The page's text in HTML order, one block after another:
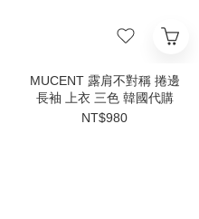
MUCENT 露肩不對稱 捲邊
長袖 上衣 三色 韓國代購
NT$980